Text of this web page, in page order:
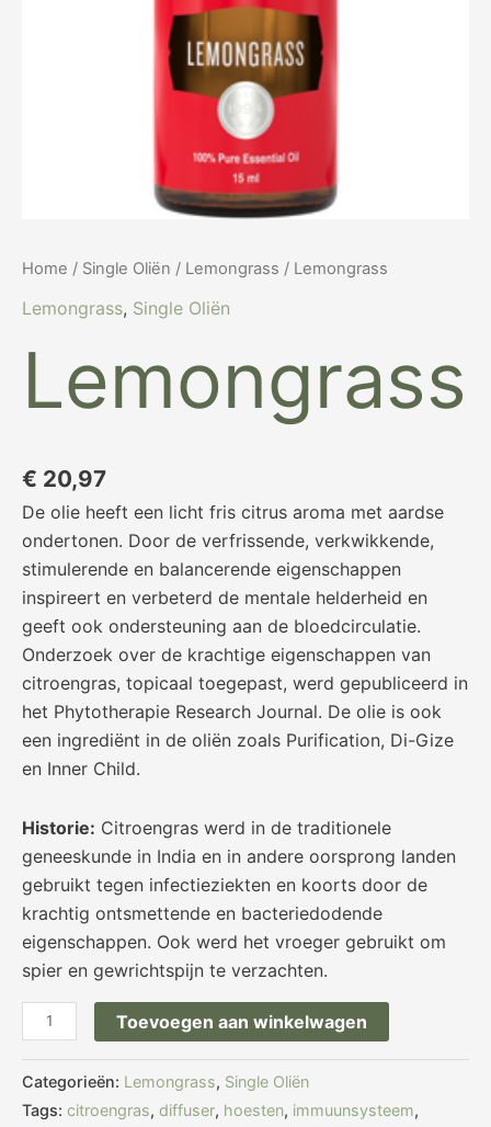
Home / Single Oliën / Lemongrass / Lemongrass
Lemongrass, Single Oliën
Lemongrass
€ 20,97
De olie heeft een licht fris citrus aroma met aardse
ondertonen. Door de verfrissende, verkwikkende,
stimulerende en balancerende eigenschappen
inspireert en verbeterd de mentale helderheid en
geeft ook ondersteuning aan de bloedcirculatie.
Onderzoek over de krachtige eigenschappen van
citroengras, topicaal toegepast, werd gepubliceerd in
het Phytotherapie Research Journal. De olie is ook
een ingrediënt in de oliën zoals Purification, Di-Gize
en Inner Child.
Historie: Citroengras werd in de traditionele
geneeskunde in India en in andere oorsprong landen
gebruikt tegen infectieziekten en koorts door de
krachtig ontsmettende en bacteriedodende
eigenschappen. Ook werd het vroeger gebruikt om
spier en gewrichtspijn te verzachten.
Toevoegen aan winkelwagen
Categorieën: Lemongrass, Single Oliën
Tags: citroengras, diffuser, hoesten, immuunsysteem,